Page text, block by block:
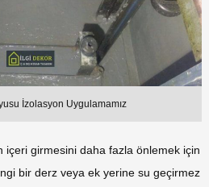
İzolasyon Uygulamamız
içeri girmesini daha fazla önlemek için
bir derz veya ek yerine su geçirmez